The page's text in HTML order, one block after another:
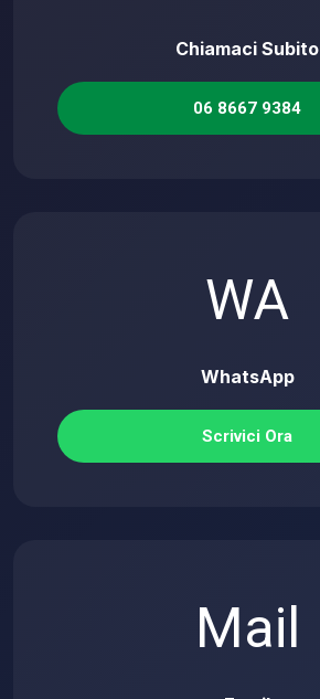
Chiamaci Subito
06 8667 9384
WA
WhatsApp
Scrivici Ora
Mail